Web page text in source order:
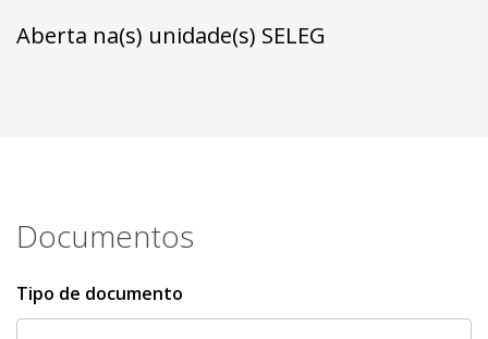
Aberta na(s) unidade(s) SELEG
Documentos
Tipo de documento